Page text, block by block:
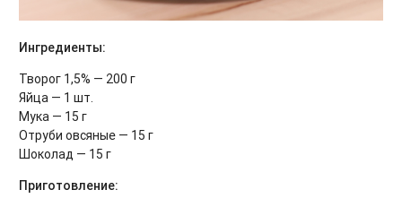
Ингредиенты:
Творог 1,5% — 200 г
Яйца — 1 шт.
Мука — 15 г
Отруби овсяные — 15 г
Шоколад — 15 г
Приготовление: